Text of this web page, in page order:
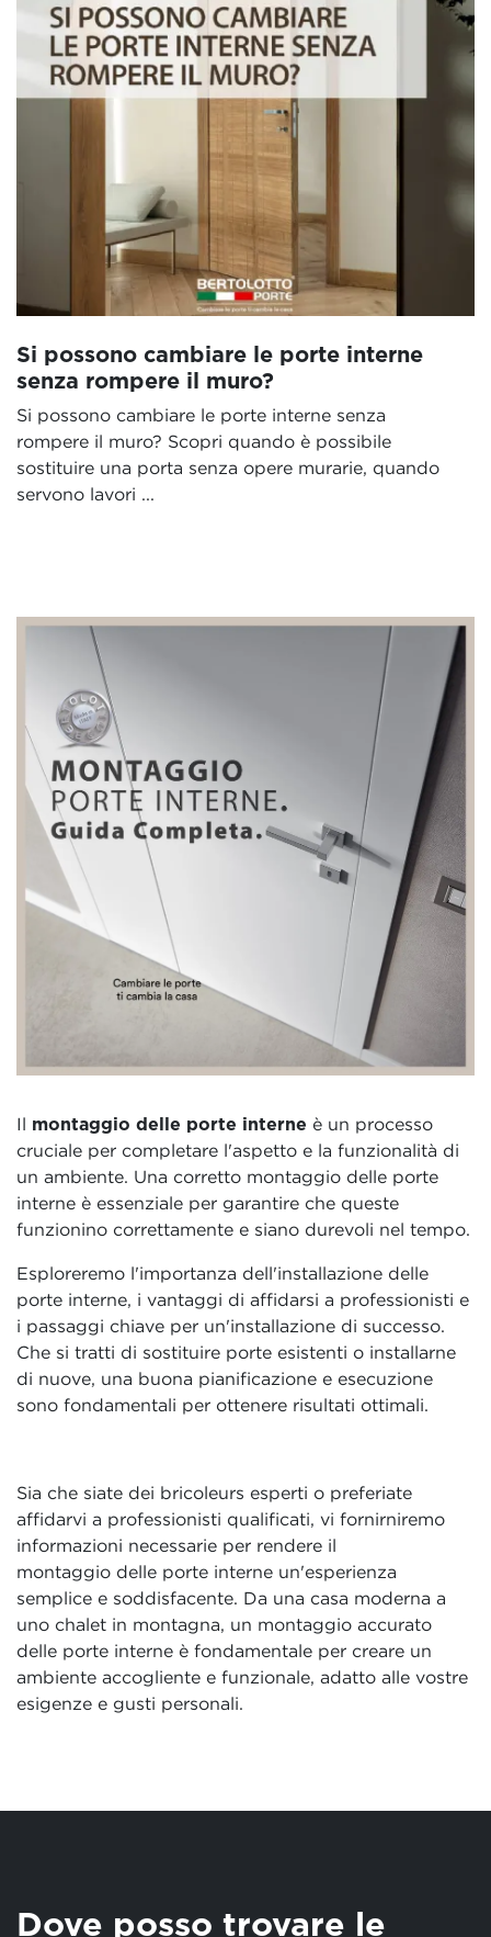
Si possono cambiare le porte interne
senza rompere il muro?
Si possono cambiare le porte interne senza
rompere il muro? Scopri quando è possibile
sostituire una porta senza opere murarie, quando
servono lavori ...
Il montaggio delle porte interne è un processo
cruciale per completare l'aspetto e la funzionalità di
un ambiente. Una corretto montaggio delle porte
interne è essenziale per garantire che queste
funzionino correttamente e siano durevoli nel tempo.
Esploreremo l'importanza dell'installazione delle
porte interne, i vantaggi di affidarsi a professionisti e
i passaggi chiave per un'installazione di successo.
Che si tratti di sostituire porte esistenti o installarne
di nuove, una buona pianificazione e esecuzione
sono fondamentali per ottenere risultati ottimali.
Sia che siate dei bricoleurs esperti o preferiate
affidarvi a professionisti qualificati, vi fornirniremo
informazioni necessarie per rendere il
montaggio delle porte interne un'esperienza
semplice e soddisfacente. Da una casa moderna a
uno chalet in montagna, un montaggio accurato
delle porte interne è fondamentale per creare un
ambiente accogliente e funzionale, adatto alle vostre
esigenze e gusti personali.
Dove posso trovare le